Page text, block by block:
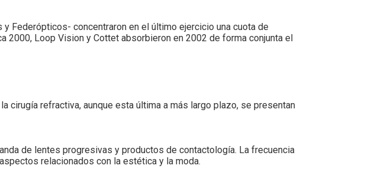
Federópticos- concentraron en el último ejercicio una cuota de
2000, Loop Vision y Cottet absorbieron en 2002 de forma conjunta el
cirugía refractiva, aunque esta última a más largo plazo, se presentan
de lentes progresivas y productos de contactología. La frecuencia
relacionados con la estética y la moda.